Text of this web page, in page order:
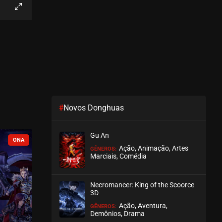
EPISÓDIO 03
ASSISTIDO
EPISÓDIO 01
COMPLETO COMPLETO
#Novos Donghuas
Gu An
GÊNEROS: Ação, Animação, Artes
Marciais, Comédia
Necromancer: King of the Scoorce
3D
GÊNEROS: Ação, Aventura,
Demônios, Drama